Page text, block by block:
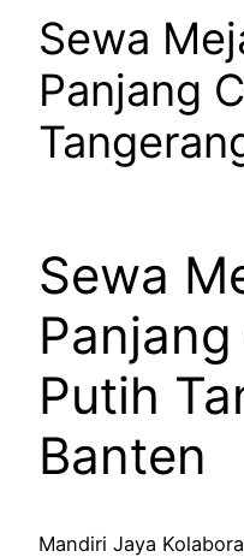
Sewa
Panjang
Sewa
Putih
Banten
Mandiri Jaya